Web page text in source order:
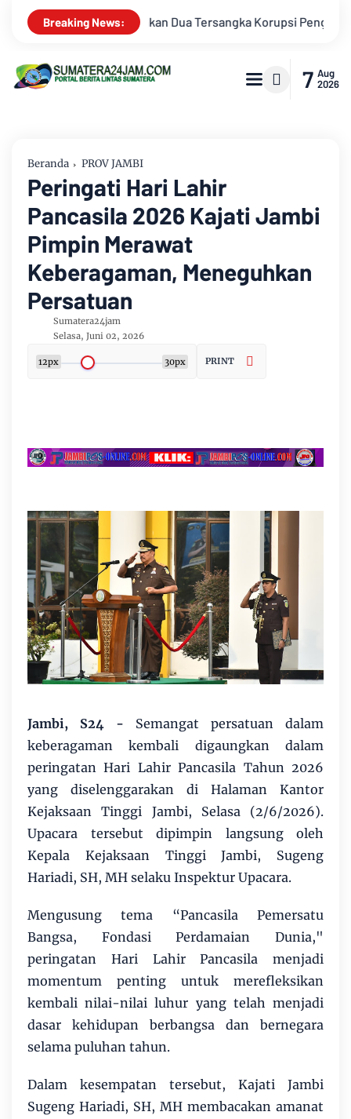
Breaking News:
Tanah Akses Pelabuhan Ujung Jabung Ke Penuntut
7 Aug
2026
Beranda PROV JAMBI
Peringati Hari Lahir
Pancasila 2026 Kajati Jambi
Pimpin Merawat
Keberagaman, Meneguhkan
Persatuan
Sumatera24jam
Selasa, Juni 02, 2026
12px 30px PRINT
Jambi, S24 - Semangat persatuan dalam
keberagaman kembali digaungkan dalam
peringatan Hari Lahir Pancasila Tahun 2026
yang diselenggarakan di Halaman Kantor
Kejaksaan Tinggi Jambi, Selasa (2/6/2026).
Upacara tersebut dipimpin langsung oleh
Kepala Kejaksaan Tinggi Jambi, Sugeng
Hariadi, SH, MH selaku Inspektur Upacara.
Mengusung tema “Pancasila Pemersatu
Bangsa, Fondasi Perdamaian Dunia,"
peringatan Hari Lahir Pancasila menjadi
momentum penting untuk merefleksikan
kembali nilai-nilai luhur yang telah menjadi
dasar kehidupan berbangsa dan bernegara
selama puluhan tahun.
Dalam kesempatan tersebut, Kajati Jambi
Sugeng Hariadi, SH, MH membacakan amanat